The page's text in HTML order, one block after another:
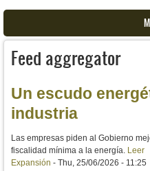
Feed aggregator
Un escudo
industria
Las empresas piden al Gobierno
fiscalidad mínima a la energía. Leer
Expansión - Thu, 25/06/2026 - 11:25